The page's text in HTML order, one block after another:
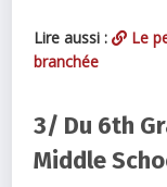
Lire aussi :
Le
branchée
3/ Du 6th
Middle